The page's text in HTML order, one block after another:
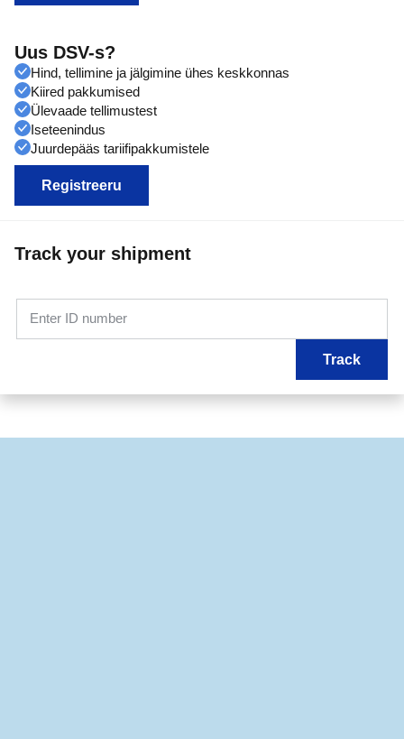
Uus DSV-s?
Hind, tellimine ja jälgimine ühes keskkonnas
Kiired pakkumised
Ülevaade tellimustest
Iseteenindus
Juurdepääs tariifipakkumistele
Registreeru
Track your shipment
Enter ID number
Track